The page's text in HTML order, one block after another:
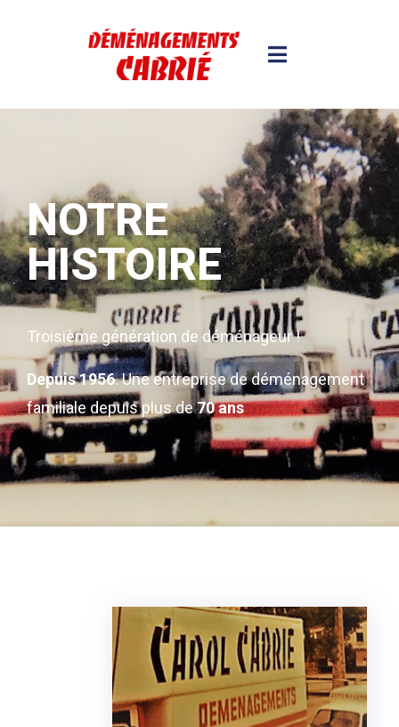
NOTRE
HISTOIRE
Troisième génération de déménageur !
Depuis 1956. Une entreprise de déménagement
familiale depuis plus de70 ans